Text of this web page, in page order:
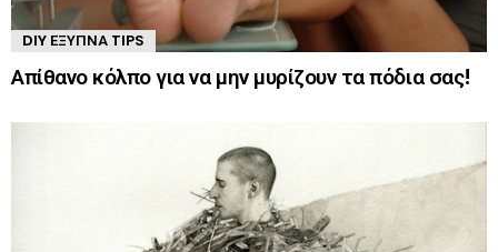
DIY ΈΞΥΠΝΑ TIPS
Απίθανο κόλπο για να μην μυρίζουν τα πόδια σας!